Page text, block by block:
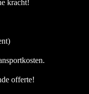
kracht!
offerte!